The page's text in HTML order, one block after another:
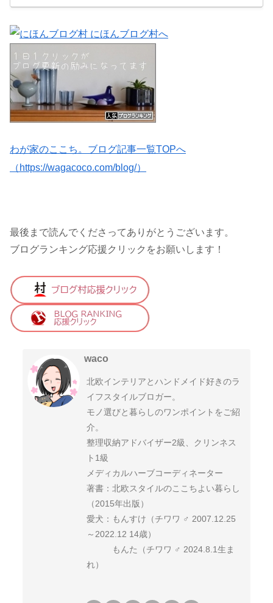
わが家のここち。ブログ記事一覧TOPへ
（https://wagacoco.com/blog/）
最後まで読んでくださってありがとうございます。
ブログランキング応援クリックをお願いします！
waco
北欧インテリアとハンドメイド好きのラ
イフスタイルブロガー。
モノ選びと暮らしのワンポイントをご紹
介。
整理収納アドバイザー2級、クリンネス
ト1級
メディカルハーブコーディネーター
著書：北欧スタイルのここちよい暮らし
（2015年出版）
愛犬：もんすけ（チワワ ♂ 2007.12.25
～2022.12 14歳）
もんた（チワワ ♂ 2024.8.1生ま
れ）